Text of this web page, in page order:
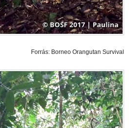
Forrás: Borneo Orangutan Survival